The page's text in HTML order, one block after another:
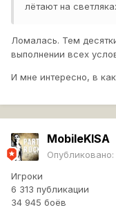
лётают на
Ломалась. Тем
выполнении всех
И мне интересно, в
MobileKlSA
Опубликовано:
Игроки
6 313 публикации
34 945 боёв